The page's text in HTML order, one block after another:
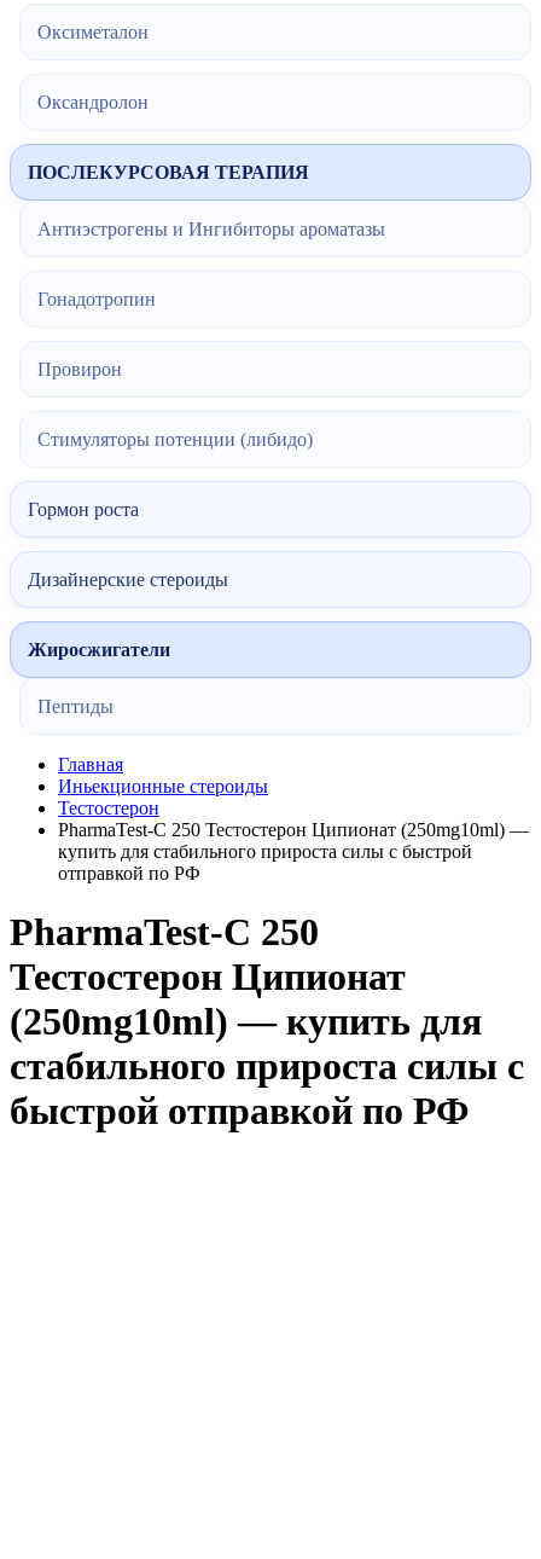
Оксиметалон
Оксандролон
ПОСЛЕКУРСОВАЯ ТЕРАПИЯ
Антиэстрогены и Ингибиторы ароматазы
Гонадотропин
Провирон
Стимуляторы потенции (либидо)
Гормон роста
Дизайнерские стероиды
Жиросжигатели
Пептиды
Главная
Иньекционные стероиды
Тестостерон
PharmaTest-C 250 Тестостерон Ципионат (250mg10ml) —
купить для стабильного прироста силы с быстрой
отправкой по РФ
PharmaTest-C 250
Тестостерон Ципионат
(250mg10ml) — купить для
стабильного прироста силы с
быстрой отправкой по РФ